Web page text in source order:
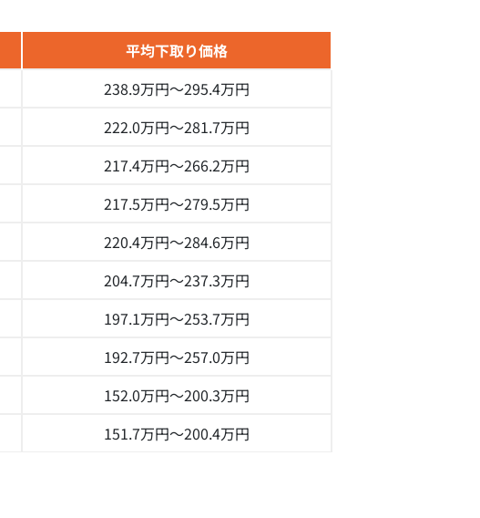
平均下取り価格
238.9万円～295.4万円
222.0万円～281.7万円
217.4万円～266.2万円
217.5万円～279.5万円
220.4万円～284.6万円
204.7万円～237.3万円
197.1万円～253.7万円
192.7万円～257.0万円
152.0万円～200.3万円
151.7万円～200.4万円